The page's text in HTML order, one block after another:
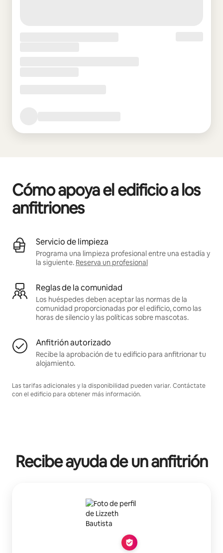
Cómo apoya el edificio a los
anfitriones
Servicio de limpieza
Programa una limpieza profesional entre una estadía y
la siguiente. Reserva un profesional
Reglas de la comunidad
Los huéspedes deben aceptar las normas de la
comunidad proporcionadas por el edificio, como las
horas de silencio y las políticas sobre mascotas.
Anfitrión autorizado
Recibe la aprobación de tu edificio para anfitrionar tu
alojamiento.
Las tarifas adicionales y la disponibilidad pueden variar. Contáctate
con el edificio para obtener más información.
Recibe ayuda de un anfitrión